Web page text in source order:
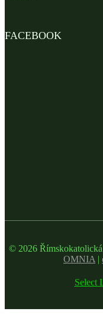
FACEBOOK
© 2026
OMNIA |
Select